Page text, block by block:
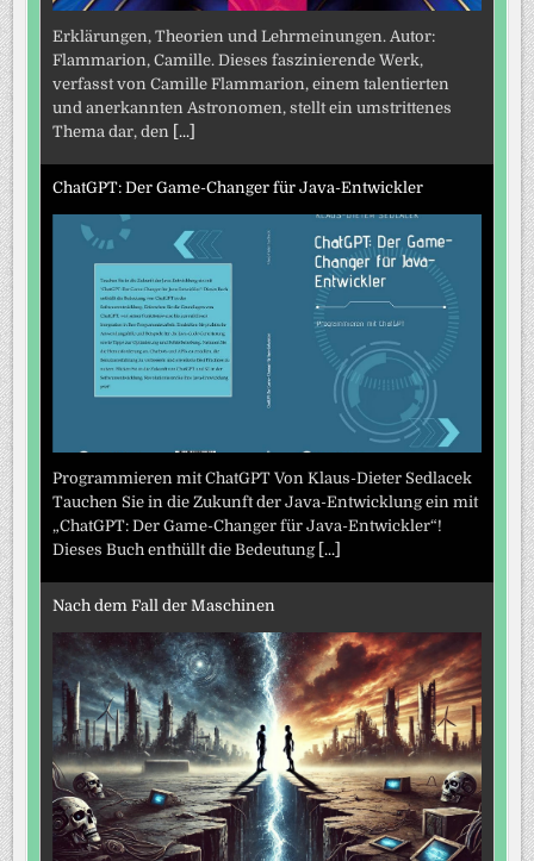
Erklärungen, Theorien und Lehrmeinungen. Autor:
Flammarion, Camille. Dieses faszinierende Werk,
verfasst von Camille Flammarion, einem talentierten
und anerkannten Astronomen, stellt ein umstrittenes
Thema dar, den [...]
ChatGPT: Der Game-Changer für Java-Entwickler
Programmieren mit ChatGPT Von Klaus-Dieter Sedlacek
Tauchen Sie in die Zukunft der Java-Entwicklung ein mit
„ChatGPT: Der Game-Changer für Java-Entwickler“!
Dieses Buch enthüllt die Bedeutung [...]
Nach dem Fall der Maschinen